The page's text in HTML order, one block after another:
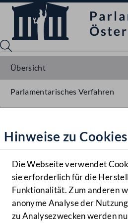
Hilfe
Benutzer
Navigationsmenü
MENÜ
Hinweise zu Cookies
Die Webseite verwendet
sie erforderlich für die
Funktionalität. Zum anderen
anonyme Analyse der
zu Analysezwecken werden
Übersicht
Parlamentarisches Verfahren